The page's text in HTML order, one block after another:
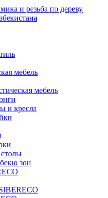
и резьба по дереву
мебель
мебель
и кресла
зон